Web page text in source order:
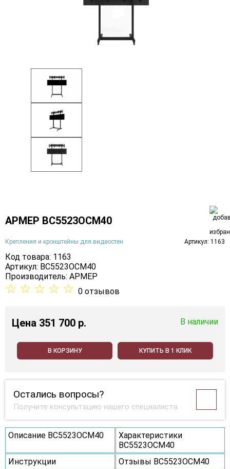
АРМЕР ВС5523ОСМ40
Крепления и кронштейны для видеостен Артикул: 1163
Код товара: 1163
Артикул: ВС5523ОСМ40
Производитель: АРМЕР
☆ ☆ ☆ ☆ ☆ 0 отзывов
Цена 351 700 p. В наличии
В КОРЗИНУ КУПИТЬ В 1 КЛИК
Остались вопросы?
Получите консультацию нашего специалиста
Описание ВС5523ОСМ40
Характеристики
ВС5523ОСМ40
Инструкции
Отзывы ВС5523ОСМ40